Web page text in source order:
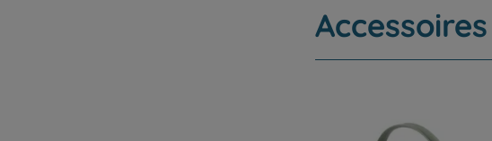
Accessoires